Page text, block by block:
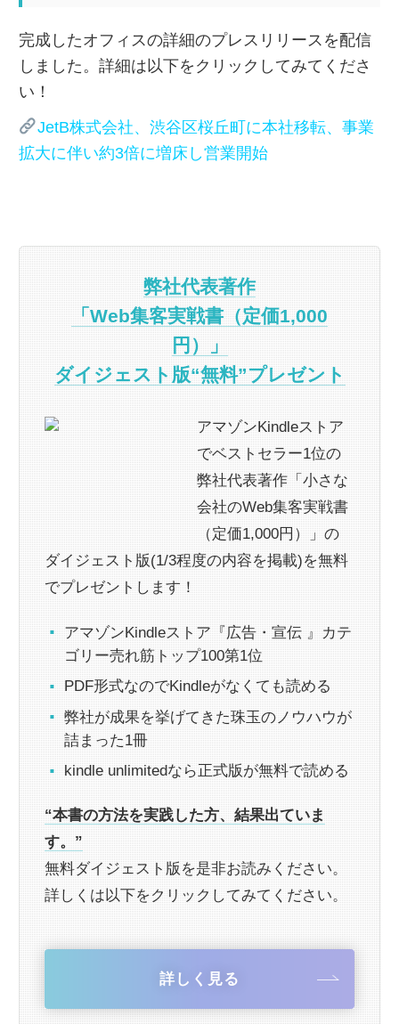
完成したオフィスの詳細のプレスリリースを配信
しました。詳細は以下をクリックしてみてくださ
い！
JetB株式会社、渋谷区桜丘町に本社移転、事業
拡大に伴い約3倍に増床し営業開始
弊社代表著作
「Web集客実戦書（定価1,000
円）」
ダイジェスト版“無料”プレゼント
アマゾンKindleストア
でベストセラー1位の
弊社代表著作「小さな
会社のWeb集客実戦書
（定価1,000円）」の
ダイジェスト版(1/3程度の内容を掲載)を無料
でプレゼントします！
アマゾンKindleストア『広告・宣伝 』カテ
ゴリー売れ筋トップ100第1位
PDF形式なのでKindleがなくても読める
弊社が成果を挙げてきた珠玉のノウハウが
詰まった1冊
kindle unlimitedなら正式版が無料で読める
“本書の方法を実践した方、結果出ていま
す。”
無料ダイジェスト版を是非お読みください。
詳しくは以下をクリックしてみてください。
詳しく見る